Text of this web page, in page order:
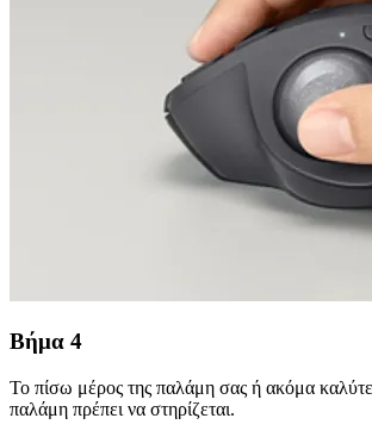
Βήμα 4
Το πίσω μέρος της παλάμη σας ή ακόμα
παλάμη πρέπει να στηρίζεται.